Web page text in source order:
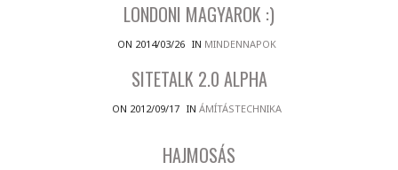
LONDONI MAGYAROK :)
ON 2014/03/26 IN MINDENNAPOK
SITETALK 2.0 ALPHA
ON 2012/09/17 IN ÁMÍTÁSTECHNIKA
HAJMOSÁS